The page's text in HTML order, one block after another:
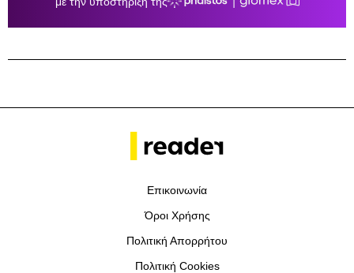
Επικοινωνία
Όροι Χρήσης
Πολιτική Απορρήτου
Πολιτική Cookies